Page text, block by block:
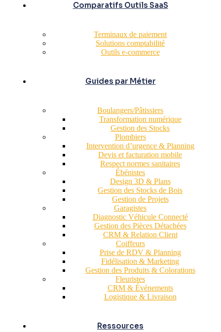
Comparatifs Outils SaaS
Terminaux de paiement
Solutions comptabilité
Outils e-commerce
Guides par Métier
Boulangers/Pâtissiers
Transformation numérique
Gestion des Stocks
Plombiers
Intervention d’urgence & Planning
Devis et facturation mobile
Respect normes sanitaires
Ébénistes
Design 3D & Plans
Gestion des Stocks de Bois
Gestion de Projets
Garagistes
Diagnostic Véhicule Connecté
Gestion des Pièces Détachées
CRM & Relation Client
Coiffeurs
Prise de RDV & Planning
Fidélisation & Marketing
Gestion des Produits & Colorations
Fleuristes
CRM & Événements
Logistique & Livraison
Ressources